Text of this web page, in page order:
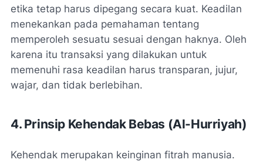
etika tetap harus dipegang secara kuat. Keadilan
menekankan pada pemahaman tentang
memperoleh sesuatu sesuai dengan haknya. Oleh
karena itu transaksi yang dilakukan untuk
memenuhi rasa keadilan harus transparan, jujur,
wajar, dan tidak berlebihan.
4. Prinsip Kehendak Bebas (Al-Hurriyah)
Kehendak merupakan keinginan fitrah manusia.